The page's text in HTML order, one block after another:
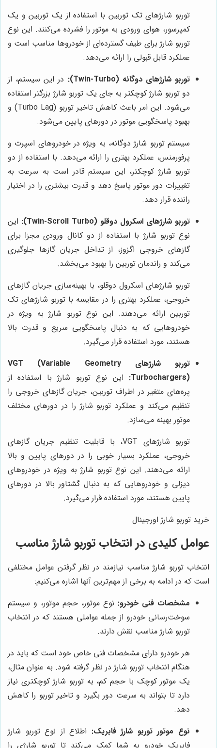
توربو شارژهای تک توربین با استفاده از یک توربین و یک
کمپرسور، هوای ورودی به موتور را فشرده می‌کنند. این نوع
توربو شارژ برای طیف گسترده‌ای از خودروها مناسب است و
عملکرد قابل قبولی را ارائه می‌دهد.
توربو شارژهای دوگانه (Twin-Turbo):
در این سیستم، از
دو توربو شارژ کوچکتر به جای یک توربو شارژ بزرگتر استفاده
می‌شود. این امر باعث کاهش تاخیر توربو (Turbo Lag) و
بهبود پاسخگویی موتور در دورهای پایین می‌شود.
سیستم توربو شارژ دوگانه، به ویژه در خودروهای اسپرت و
پرفورمنس، عملکرد بهتری را ارائه می‌دهد. با استفاده از دو
توربو شارژ کوچکتر، این سیستم قادر است به سرعت به
تغییرات دور موتور پاسخ دهد و قدرت بیشتری را در اختیار
راننده قرار دهد.
توربو شارژهای اسکرول دوقلو (Twin-Scroll Turbo):
این
نوع توربو شارژ با استفاده از دو کانال ورودی مجزا برای
گازهای خروجی اگزوز، از تداخل جریان گازها جلوگیری
می‌کند و راندمان توربین را بهبود می‌بخشد.
توربو شارژهای اسکرول دوقلو، با بهینه‌سازی جریان گازهای
خروجی، عملکرد بهتری را در مقایسه با توربو شارژهای تک
توربین ارائه می‌دهند. این نوع توربو شارژ به ویژه در
خودروهایی که به دنبال پاسخگویی سریع و قدرت بالا
هستند، مورد استفاده قرار می‌گیرد.
توربو شارژهای VGT (Variable Geometry
Turbochargers):
این نوع توربو شارژ با استفاده از
پره‌های متغیر در اطراف توربین، جریان گازهای خروجی را
تنظیم می‌کند و عملکرد توربو شارژ را در دورهای مختلف
موتور بهینه می‌سازد.
توربو شارژهای VGT، با قابلیت تنظیم جریان گازهای
خروجی، عملکرد بسیار خوبی را در دورهای پایین و بالا
ارائه می‌دهند. این نوع توربو شارژ به ویژه در خودروهای
دیزلی و خودروهایی که به دنبال گشتاور بالا در دورهای
پایین هستند، مورد استفاده قرار می‌گیرد.
خرید توربو شارژ اورجینال
عوامل کلیدی در انتخاب توربو شارژ مناسب
انتخاب توربو شارژ مناسب نیازمند در نظر گرفتن عوامل مختلفی
است که در ادامه به برخی از مهم‌ترین آنها اشاره می‌کنیم:
مشخصات فنی خودرو: نوع موتور، حجم موتور، و سیستم
سوخت‌رسانی خودرو از جمله عواملی هستند که در انتخاب
توربو شارژ مناسب نقش دارند.
هر خودرو دارای مشخصات فنی خاص خود است که باید در
هنگام انتخاب توربو شارژ در نظر گرفته شود. به عنوان مثال،
یک موتور کوچک با حجم کم، به توربو شارژ کوچکتری نیاز
دارد تا بتواند به سرعت دور بگیرد و تاخیر توربو را کاهش
دهد.
نوع موتور توربو شارژ فابریک: اطلاع از نوع توربو شارژ
فابریک خودرو به شما کمک می‌کند تا توربو شارژی را